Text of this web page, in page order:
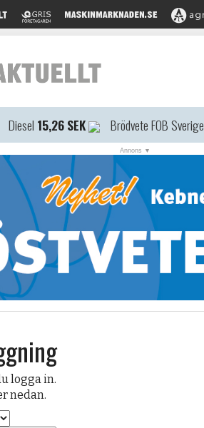
Diesel 15,26 SEK Brödvete FOB Sverige
logga in.
nedan.